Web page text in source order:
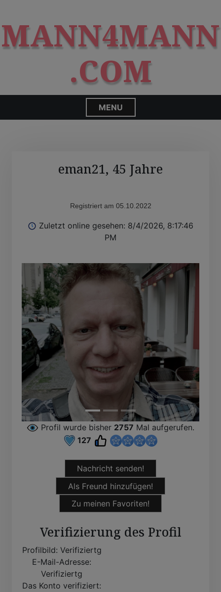
i
p
o
c
n
t
MANN4MANN
.COM
MENU
eman21, 45 Jahre
Registriert am 05.10.2022
Zuletzt online gesehen: 8/4/2026, 8:17:46
PM
Profil wurde bisher 2757 Mal aufgerufen.
127
Nachricht senden!
Als Freund hinzufügen!
Zu meinen Favoriten!
Verifizierung des Profil
Profilbild: Verifiziertg
E-Mail-Adresse:
Verifiziertg
Das Konto verifiziert: